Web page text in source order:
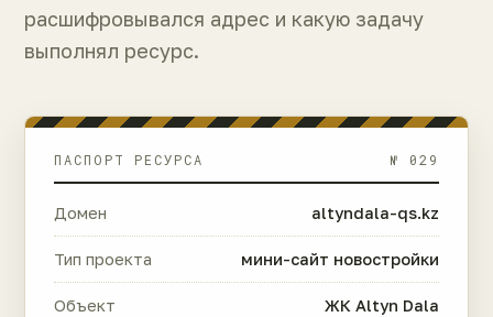
расшифровывался адрес и какую задачу
выполнял ресурс.
ПАСПОРТ РЕСУРСА № 029
Домен altyndala-qs.kz
Тип проекта мини-сайт новостройки
Объект ЖК Altyn Dala